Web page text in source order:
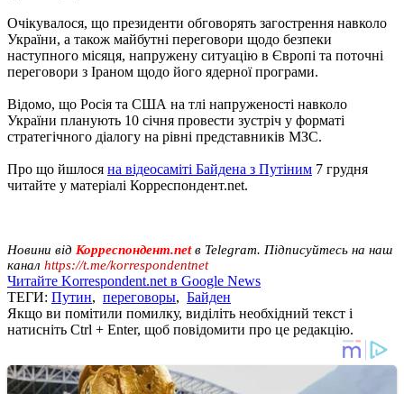
Очікувалося, що президенти обговорять загострення навколо
України, а також майбутні переговори щодо безпеки
наступного місяця, напружену ситуацію в Європі та поточні
переговори з Іраном щодо його ядерної програми.
Відомо, що Росія та США на тлі напруженості навколо
України планують 10 січня провести зустріч у форматі
стратегічного діалогу на рівні представників МЗС.
Про що йшлося на відеосаміті Байдена з Путіним 7 грудня
читайте у матеріалі Корреспондент.net.
Новини від Корреспондент.netв Telegram. Підписуйтесь на наш
канал https://t.me/korrespondentnet
Читайте Korrespondent.net в Google News
ТЕГИ: Путин, переговоры, Байден
Якщо ви помітили помилку, виділіть необхідний текст і
натисніть Ctrl + Enter, щоб повідомити про це редакцію.